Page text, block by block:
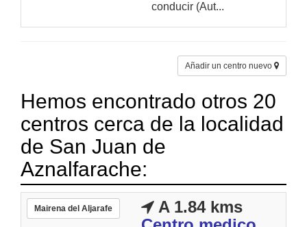
conducir (Aut...
Añadir un centro nuevo
Hemos encontrado otros 20
centros cerca de la localidad
de San Juan de
Aznalfarache:
Mairena del Aljarafe
A 1.84 kms